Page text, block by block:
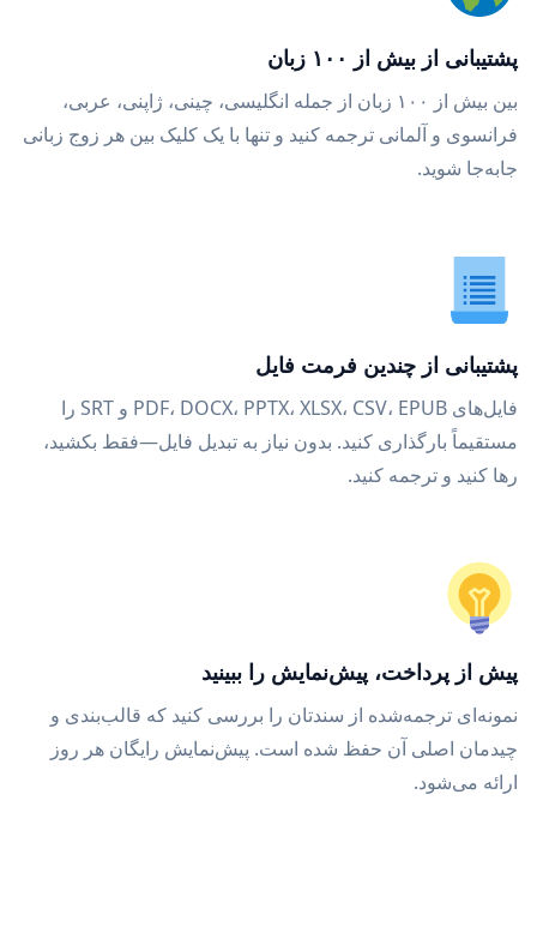
پشتیبانی از بیش از ۱۰۰ زبان
بین بیش از ۱۰۰ زبان از جمله انگلیسی، چینی، ژاپنی، عربی،
فرانسوی و آلمانی ترجمه کنید و تنها با یک کلیک بین هر زوج زبانی
جابه‌جا شوید.
پشتیبانی از چندین فرمت فایل
فایل‌های PDF، DOCX، PPTX، XLSX، CSV، EPUB و SRT را
مستقیماً بارگذاری کنید. بدون نیاز به تبدیل فایل—فقط بکشید،
رها کنید و ترجمه کنید.
پیش از پرداخت، پیش‌نمایش را ببینید
نمونه‌ای ترجمه‌شده از سندتان را بررسی کنید که قالب‌بندی و
چیدمان اصلی آن حفظ شده است. پیش‌نمایش رایگان هر روز
ارائه می‌شود.